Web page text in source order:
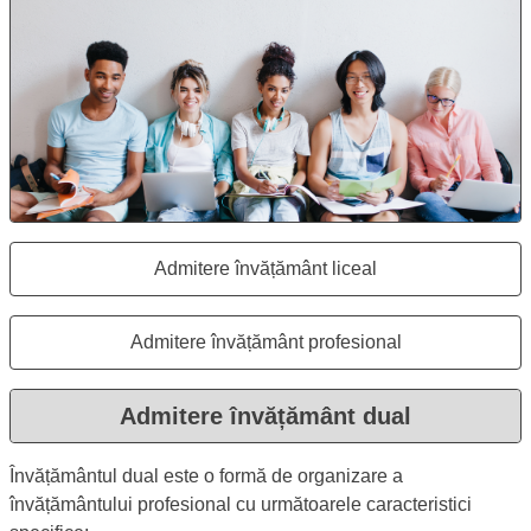
Admitere învățământ liceal
Se deschide în aceeași
Admitere învățământ profesional
Se deschide în aceeași
Admitere învățământ dual
Se deschide în aceeași
Admitere în învățământul dual
Descriere:
Învățământul dual este o formă de organizare a
învățământului profesional cu următoarele caracteristici